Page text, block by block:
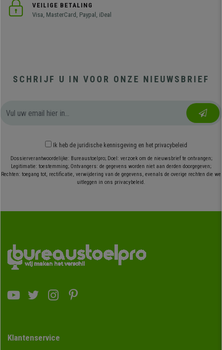
VEILIGE BETALING
Visa, MasterCard, Paypal, iDeal
SCHRIJF U IN VOOR ONZE NIEUWSBRIEF
Ik heb de juridische kennisgeving en het privacybeleid
Dossierverantwoordelijke: Bureaustoelpro; Doel: verzoek om de nieuwsbrief te ontvangen;
Legitimatie: toestemming; Ontvangers: de gegevens worden niet aan derden doorgegeven;
Rechten: toegang tot, rectificatie, verwijdering van de gegevens, evenals de overige rechten die we
uitleggen in ons privacybeleid.
Klantenservice